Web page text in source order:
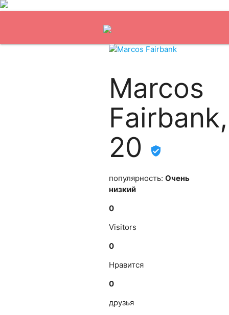
Marcos
Fairbank,
20
популярность: Очень
низкий
0
Visitors
0
Нравится
0
друзья